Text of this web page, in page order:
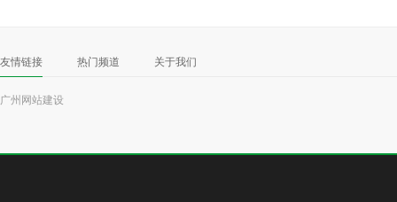
友情链接 热门频道 关于我们
广州网站建设